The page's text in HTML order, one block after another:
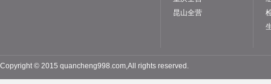
昆山全营
Copyright © 2015 quancheng998.com,All rights reserved.